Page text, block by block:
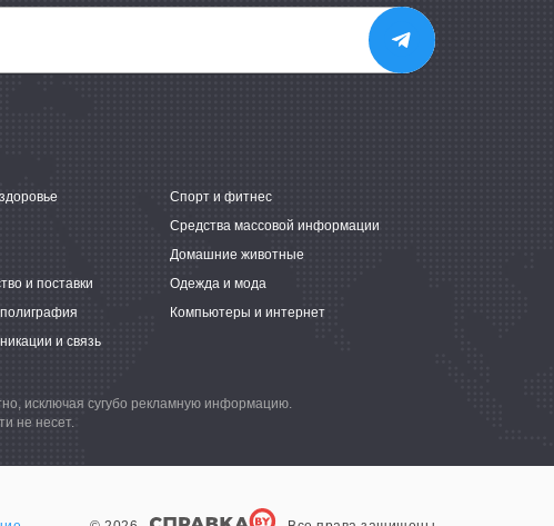
Спорт и фитнес
Средства массовой информации
Домашние животные
и поставки
Одежда и мода
Компьютеры и интернет
и связь
исключая сугубо рекламную информацию.
не несет.